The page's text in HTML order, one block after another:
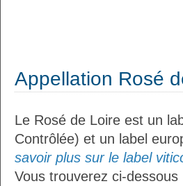
Appellation Rosé
Le Rosé de Loire est un
Contrôlée) et un label
savoir plus sur le label
Vous trouverez ci-